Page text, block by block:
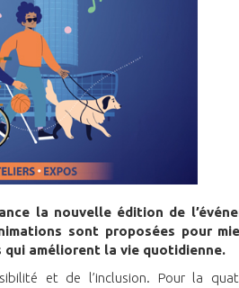
la nouvelle édition de
sont proposées pour
améliorent la vie quotidienne.
et de l’inclusion. Pour la